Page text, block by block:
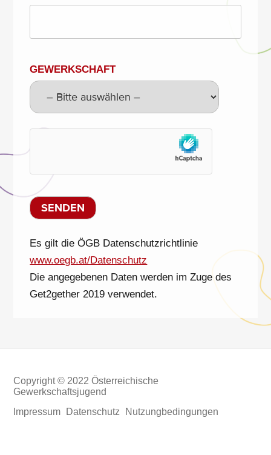
GEWERKSCHAFT
Es gilt die ÖGB Datenschutzrichtlinie
www.oegb.at/Datenschutz
Die angegebenen Daten werden im Zuge des
Get2gether 2019 verwendet.
Copyright © 2022 Österreichische
Gewerkschaftsjugend
Impressum
Datenschutz Nutzungbedingungen